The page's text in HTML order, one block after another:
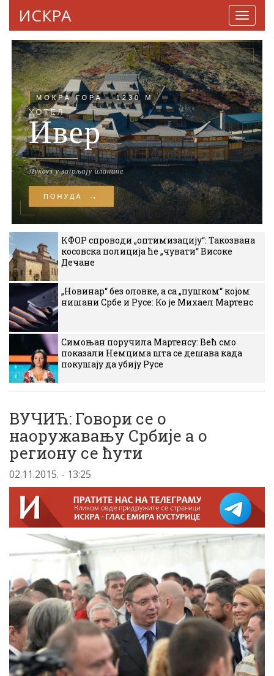
ИСКРА
КФОР спроводи „оптимизацију“: Такозвана
косовска полиција ће „чувати“ Високе
Дечане
„Новинар“ без оловке, а са „пушком“ којом
нишани Србе и Русе: Ко је Михаел Мартенс
Симоњан поручила Мартенсу: Већ смо
показали Немцима шта се дешава када
покушају да убију Русе
ВУЧИЋ: Говори се о
наоружавању Србије а о
региону се ћути
02.11.2015. - 13:25